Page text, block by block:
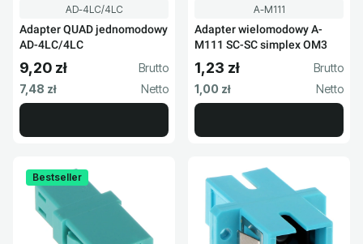
Kod produktu
AD-4LC/4LC
Adapter QUAD jednomodowy
AD-4LC/4LC
Cena brutto
9,20 zł
Cena netto
7,48 zł
Kod produktu
A-M111
Adapter wielomodowy A-
M111 SC-SC simplex OM3
Cena brutto
1,23 zł
Cena netto
1,00 zł
Bestseller